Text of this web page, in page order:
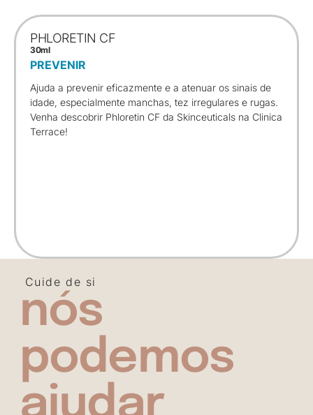
PHLORETIN CF
30ml
PREVENIR
Ajuda a prevenir eficazmente e a atenuar os sinais de
idade, especialmente manchas, tez irregulares e rugas.
Venha descobrir Phloretin CF da Skinceuticals na Clinica
Terrace!
Cuide de si
nós
podemos